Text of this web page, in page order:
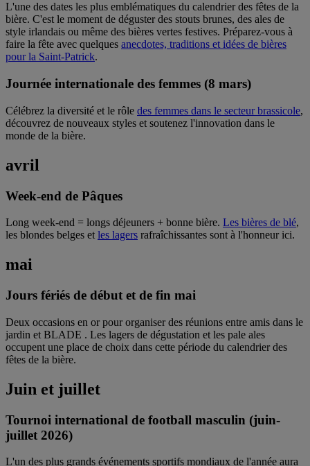
L'une des dates les plus emblématiques du calendrier des fêtes de la
bière. C'est le moment de déguster des stouts brunes, des ales de
style irlandais ou même des bières vertes festives. Préparez-vous à
faire la fête avec quelques anecdotes, traditions et idées de bières
pour la Saint-Patrick.
Journée internationale des femmes (8 mars)
Célébrez la diversité et le rôle des femmes dans le secteur brassicole,
découvrez de nouveaux styles et soutenez l'innovation dans le
monde de la bière.
avril
Week-end de Pâques
Long week-end = longs déjeuners + bonne bière. Les bières de blé,
les blondes belges etles lagers rafraîchissantes sont à l'honneur ici.
mai
Jours fériés de début et de fin mai
Deux occasions en or pour organiser des réunions entre amis dans le
jardin et BLADE . Les lagers de dégustation et les pale ales
occupent une place de choix dans cette période du calendrier des
fêtes de la bière.
Juin et juillet
Tournoi international de football masculin (juin-
juillet 2026)
L'un des plus grands événements sportifs mondiaux de l'année aura